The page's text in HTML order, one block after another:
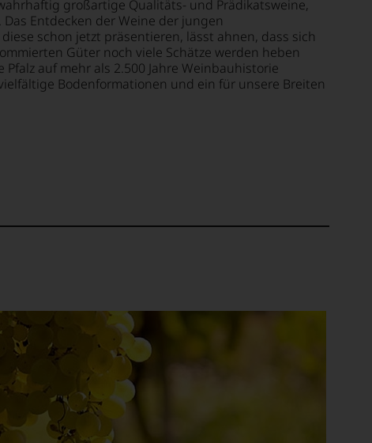
großartige Qualitäts- und Prädikatsweine,
Entdecken der Weine der jungen
schon jetzt präsentieren, lässt ahnen, dass sich
Güter noch viele Schätze werden heben
auf mehr als 2.500 Jahre Weinbauhistorie
Bodenformationen und ein für unsere Breiten